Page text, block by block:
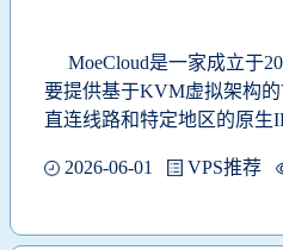
MoeCloud是一家成立于
要提供基于KVM虚拟架构
直连线路和特定地区的原生
2026-06-01 VPS推荐